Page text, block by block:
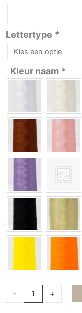
Lettertype *
Kleur naam *
- +